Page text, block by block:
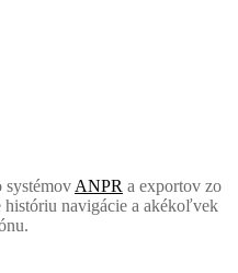
systémov ANPR a exportov zo
navigácie a akékoľvek